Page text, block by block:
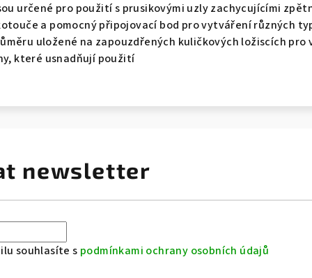
určené pro použití s prusikovými uzly zachycujícími
a pomocný připojovací bod pro vytváření různých
uložené na zapouzdřených kuličkových ložiscích
které usnadňují použití
newsletter
souhlasíte s podmínkami ochrany osobních údajů